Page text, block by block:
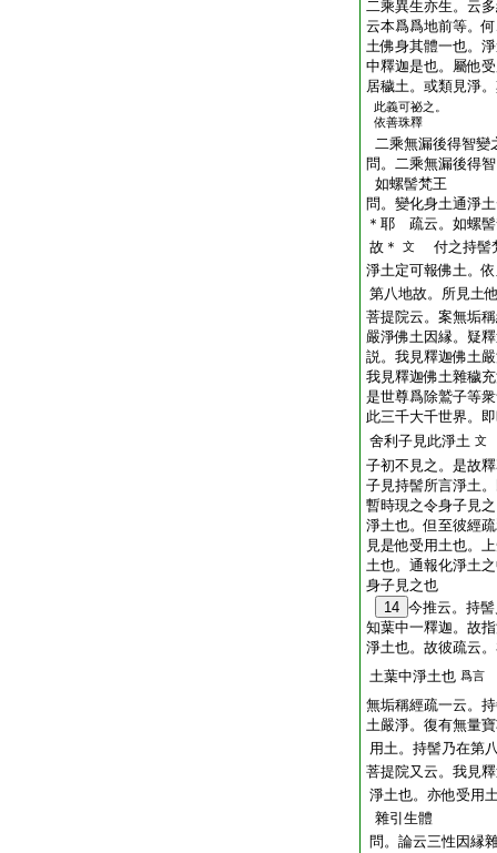
二乘異生亦生。云
云本爲爲地前等。
土佛身其體一也。
中釋迦是也。屬他
居穢土。或類見淨
此義可祕之。
依善珠釋
二乘無漏後得智變
問。二乘無漏後得
如螺髻梵王
問。變化身土通淨
＊耶 疏云。如螺
故＊
文
付之持髻
淨土定可報佛土。
第八地故。所見土
菩提院云。案無垢
嚴淨佛土因縁。疑
説。我見釋迦佛土
我見釋迦佛土雜穢
是世尊爲除鷲子等
此三千大千世界。
舍利子見此淨土 文
子初不見之。是故
子見持髻所言淨土
暫時現之令身子見
淨土也。但至彼經
見是他受用土也。
土也。通報化淨土
身子見之也
14 今推云。持
知葉中一釋迦。故
淨土也。故彼疏云
土葉中淨土也 爲言
無垢稱經疏一云。
土嚴淨。復有無量
用土。持髻乃在第
菩提院又云。我見
淨土也。亦他受用
雜引生體
問。論云三性因縁